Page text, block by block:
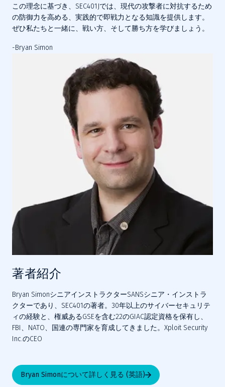
この理念に基づき、SEC401Jでは、現代の攻撃者に対抗するため
の防御力を高める、実践的で即戦力となる知識を提供します。
ぜひ私たちと一緒に、戦い方、そして勝ち方を学びましょう。
-Bryan Simon
著者紹介
Bryan SimonシニアインストラクターSANSシニア・インストラ
クターであり、SEC401の著者。30年以上のサイバーセキュリテ
ィの経験と、権威あるGSEを含む22のGIAC認定資格を保有し、
FBI、NATO、国連の専門家を育成してきました。Xploit Security
Inc.のCEO
Bryan Simonについて詳しく見る (英語)